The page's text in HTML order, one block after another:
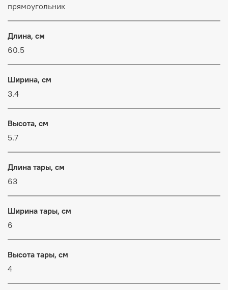
прямоугольник
Длина, см
60.5
Ширина, см
3.4
Высота, см
5.7
Длина тары, см
63
Ширина тары, см
6
Высота тары, см
4